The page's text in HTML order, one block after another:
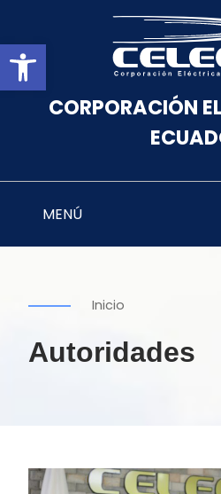
Abrir barra de
CORPORACIÓN
MENÚ
Inicio
Autoridades